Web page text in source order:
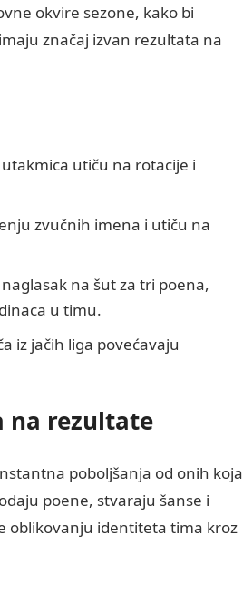
okvire sezone, kako bi
značaj izvan rezultata na
utiču na rotacije i
zvučnih imena i utiču na
na šut za tri poena,
u timu.
iz jačih liga povećavaju
na rezultate
poboljšanja od onih koja
poene, stvaraju šanse i
oblikovanju identiteta tima kroz